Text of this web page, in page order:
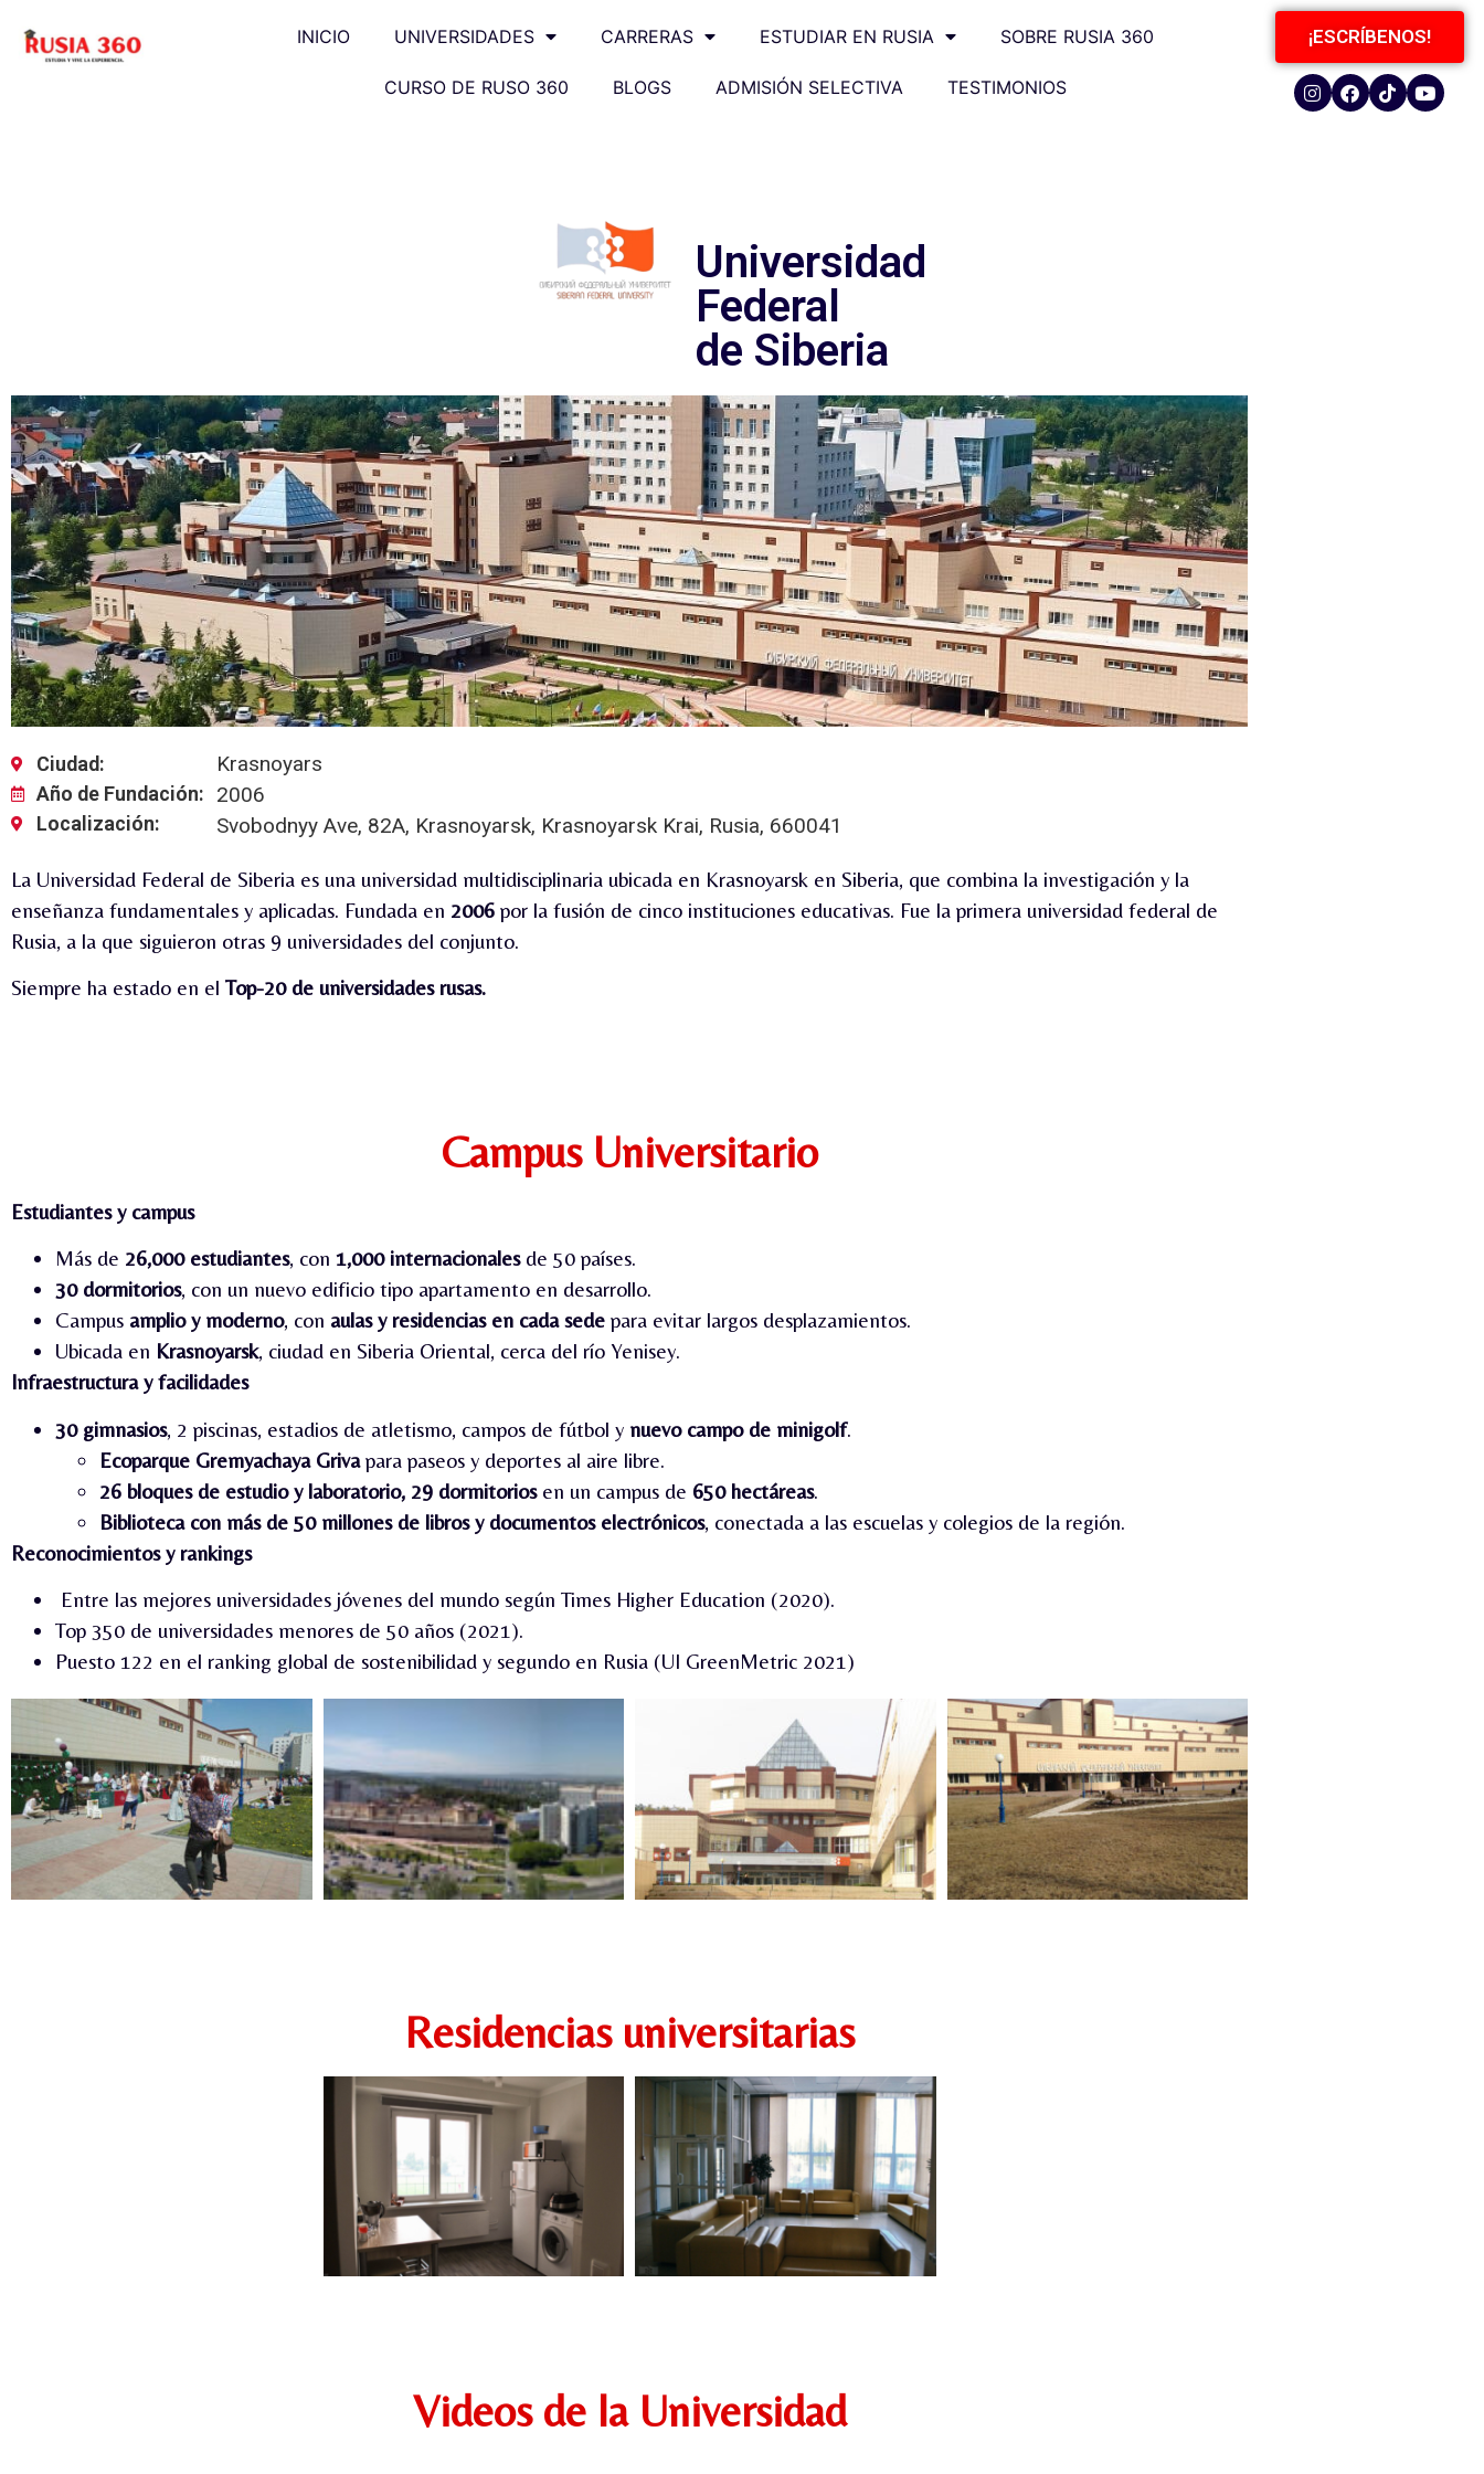
INICIO UNIVERSIDADES CARRERAS ESTUDIAR EN RUSIA SOBRE RUSIA 360
CURSO DE RUSO 360 BLOGS ADMISIÓN SELECTIVA TESTIMONIOS
¡ESCRÍBENOS!
Universidad
Federal
de Siberia
Ciudad:
Año de Fundación:
Localización:
Krasnoyars
2006
Svobodnyy Ave, 82А, Krasnoyarsk, Krasnoyarsk Krai, Rusia, 660041
La Universidad Federal de Siberia es una universidad multidisciplinaria ubicada en Krasnoyarsk en Siberia, que combina la investigación y la
enseñanza fundamentales y aplicadas. Fundada en 2006 por la fusión de cinco instituciones educativas. Fue la primera universidad federal de
Rusia, a la que siguieron otras 9 universidades del conjunto.
Siempre ha estado en el Top-20 de universidades rusas.
Campus Universitario
Estudiantes y campus
Más de 26,000 estudiantes, con 1,000 internacionalesde 50 países.
30 dormitorios, con un nuevo edificio tipo apartamento en desarrollo.
Campus amplio y moderno, con aulas y residencias en cada sede para evitar largos desplazamientos.
Ubicada en Krasnoyarsk, ciudad en Siberia Oriental, cerca del río Yenisey.
Infraestructura y facilidades
30 gimnasios, 2 piscinas, estadios de atletismo, campos de fútbol y nuevo campo de minigolf.
Ecoparque Gremyachaya Grivapara paseos y deportes al aire libre.
26 bloques de estudio y laboratorio, 29 dormitoriosen un campus de 650 hectáreas.
Biblioteca con más de 50 millones de libros y documentos electrónicos, conectada a las escuelas y colegios de la región.
Reconocimientos y rankings
Entre las mejores universidades jóvenes del mundo según Times Higher Education (2020).
Top 350 de universidades menores de 50 años (2021).
Puesto 122 en el ranking global de sostenibilidad y segundo en Rusia (UI GreenMetric 2021)
Residencias universitarias
Videos de la Universidad